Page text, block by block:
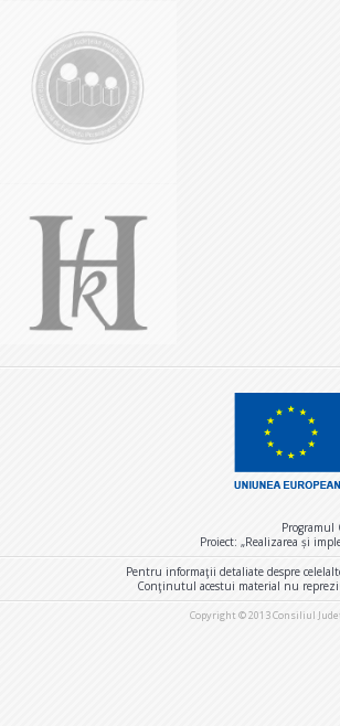
Programul
Proiect: „Realizarea și
Pentru informaţii detaliate despre
Conţinutul acestui material nu
Copyright © 2013 Consiliul